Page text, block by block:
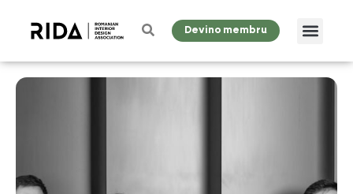
Devino membru